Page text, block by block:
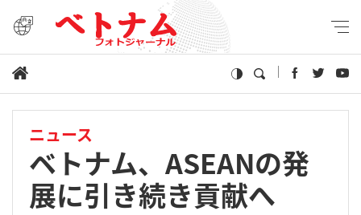
ニュース
ベトナム、ASEANの発
展に引き続き貢献へ